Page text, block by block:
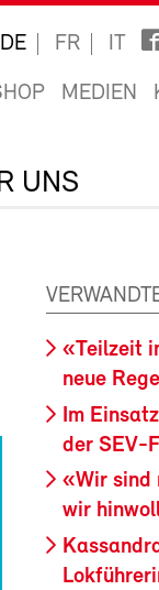
DE FR IT
MEDIEN
UNS
«Teilzeit
neue
Im
der SEV-
«Wir sind
wir